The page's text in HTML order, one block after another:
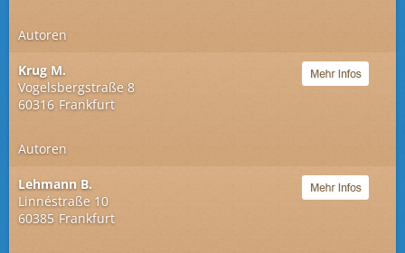
Autoren
Krug M.
Vogelsbergstraße 8
60316 Frankfurt
Autoren
Lehmann B.
Linnéstraße 10
60385 Frankfurt